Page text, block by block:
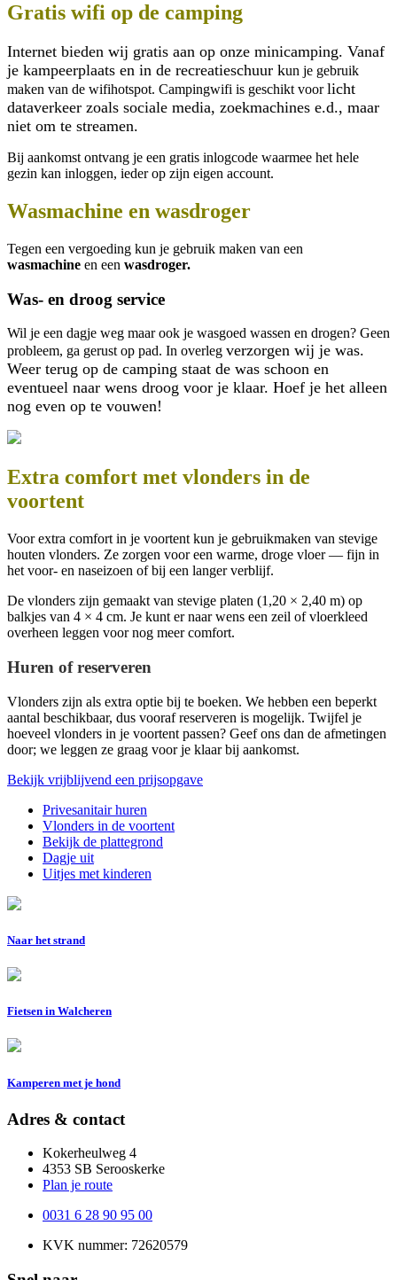
Gratis wifi op de camping
Internet bieden wij gratis aan op onze minicamping. Vanaf
je kampeerplaats en in de recreatieschuur kun je gebruik
maken van de wifihotspot. Campingwifi is geschikt voorlicht
dataverkeer zoals sociale media, zoekmachines e.d., maar
niet om te streamen.
Bij aankomst ontvang je een gratis inlogcode waarmee het hele
gezin kan inloggen, ieder op zijn eigen account.
Wasmachine en wasdroger
Tegen een vergoeding kun je gebruik maken van een
wasmachine en een wasdroger.
Was- en droog service
Wil je een dagje weg maar ook je wasgoed wassen en drogen? Geen
probleem, ga gerust op pad. In overleg verzorgen wij je was.
Weer terug op de camping staat de was schoon en
eventueel naar wens droog voor je klaar. Hoef je het alleen
nog even op te vouwen!
Extra comfort met vlonders in de
voortent
Voor extra comfort in je voortent kun je gebruikmaken van stevige
houten vlonders. Ze zorgen voor een warme, droge vloer — fijn in
het voor‑ en naseizoen of bij een langer verblijf.
De vlonders zijn gemaakt van stevige platen (1,20 × 2,40 m) op
balkjes van 4 × 4 cm. Je kunt er naar wens een zeil of vloerkleed
overheen leggen voor nog meer comfort.
Huren of reserveren
Vlonders zijn als extra optie bij te boeken. We hebben een beperkt
aantal beschikbaar, dus vooraf reserveren is mogelijk. Twijfel je
hoeveel vlonders in je voortent passen? Geef ons dan de afmetingen
door; we leggen ze graag voor je klaar bij aankomst.
Bekijk vrijblijvend een prijsopgave
Privesanitair huren
Vlonders in de voortent
Bekijk de plattegrond
Dagje uit
Uitjes met kinderen
Naar het strand
Fietsen in Walcheren
Kamperen met je hond
Adres & contact
Kokerheulweg 4
4353 SB Serooskerke
Plan je route
0031 6 28 90 95 00
KVK nummer: 72620579